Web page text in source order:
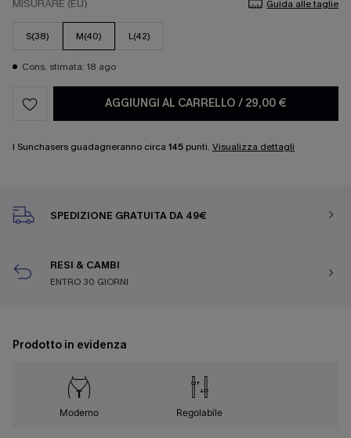
MISURARE (EU) Guida alle taglie
S(38) M(40) L(42)
Cons. stimata: 18 ago
AGGIUNGI AL CARRELLO / 29,00 €
I Sunchasers guadagneranno circa 145 punti. Visualizza dettagli
SPEDIZIONE GRATUITA DA 49€
RESI & CAMBI
ENTRO 30 GIORNI
Prodotto in evidenza
Moderno Regolabile